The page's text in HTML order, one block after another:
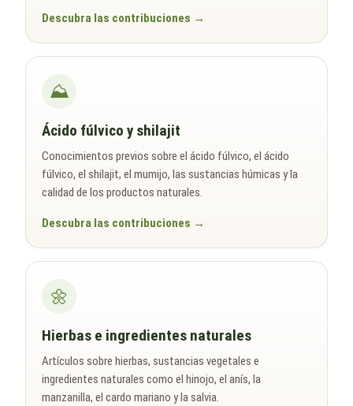
Descubra las contribuciones
⛰️
Ácido fúlvico y shilajit
Conocimientos previos sobre el ácido fúlvico, el ácido
fúlvico, el shilajit, el mumijo, las sustancias húmicas y la
calidad de los productos naturales.
Descubra las contribuciones
🌼
Hierbas e ingredientes naturales
Artículos sobre hierbas, sustancias vegetales e
ingredientes naturales como el hinojo, el anís, la
manzanilla, el cardo mariano y la salvia.